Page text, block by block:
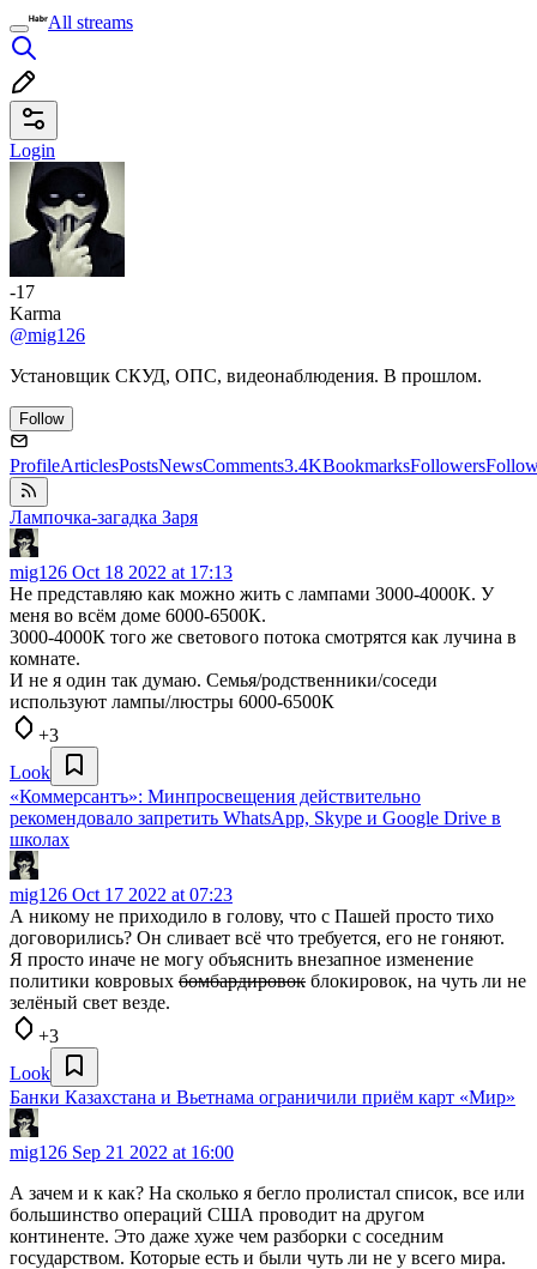
All streams
Login
-17
Karma
@mig126
Установщик СКУД, ОПС, видеонаблюдения. В прошлом.
Follow
ProfileArticlesPostsNewsComments3.4KBookmarksFollowers
Лампочка-загадка Заря
mig126 Oct 18 2022 at 17:13
Не представляю как можно жить с лампами 3000-4000К. У
меня во всём доме 6000-6500К.
3000-4000К того же светового потока смотрятся как лучина в
комнате.
И не я один так думаю. Семья/родственники/соседи
используют лампы/люстры 6000-6500К
+3
Look
«Коммерсантъ»: Минпросвещения действительно
рекомендовало запретить WhatsApp, Skype и Google Drive в
школах
mig126 Oct 17 2022 at 07:23
А никому не приходило в голову, что с Пашей просто тихо
договорились? Он сливает всё что требуется, его не гоняют.
Я просто иначе не могу объяснить внезапное изменение
политики ковровых бомбардировок блокировок, на чуть ли не
зелёный свет везде.
+3
Look
Банки Казахстана и Вьетнама ограничили приём карт «Мир»
mig126 Sep 21 2022 at 16:00
А зачем и к как? На сколько я бегло пролистал список, все или
большинство операций США проводит на другом
континенте. Это даже хуже чем разборки с соседним
государством. Которые есть и были чуть ли не у всего мира.